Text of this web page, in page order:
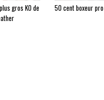
gros KO de
50 cent boxeur pro